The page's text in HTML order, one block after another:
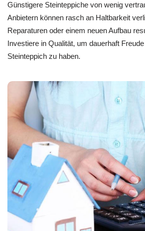
Günstigere Steinteppiche von wenig
Anbietern können rasch an Haltbarkeit
Reparaturen oder einem neuen Aufbau
Investiere in Qualität, um dauerhaft
Steinteppich zu haben.